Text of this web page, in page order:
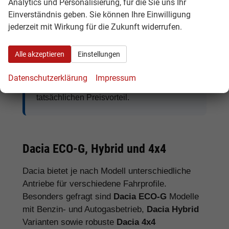
Tipp:Vergleichen Sie bei Dacia EU-
sondern auch Ausstattung, Lieferzeit,
Zusatzkosten. So erkennen Sie den
tatsächlichen Preisvorteil.
Dacia ECO-G, Hybrid und 4x4
Dacia bietet je nach Modell unterschiedliche
Antriebe für verschiedene Fahrprofile.
Besonders gefragt sind Dacia ECO-G Modelle
mit Benzin- und Autogasbetrieb, Dacia Hybrid
Varianten sowie robuste Dacia 4x4
Analytics und Personalisierung, für die Sie uns Ihr
Einverständnis geben. Sie können Ihre Einwilligung
jederzeit mit Wirkung für die Zukunft widerrufen.
Alle akzeptieren Einstellungen
Datenschutzerklärung Impressum